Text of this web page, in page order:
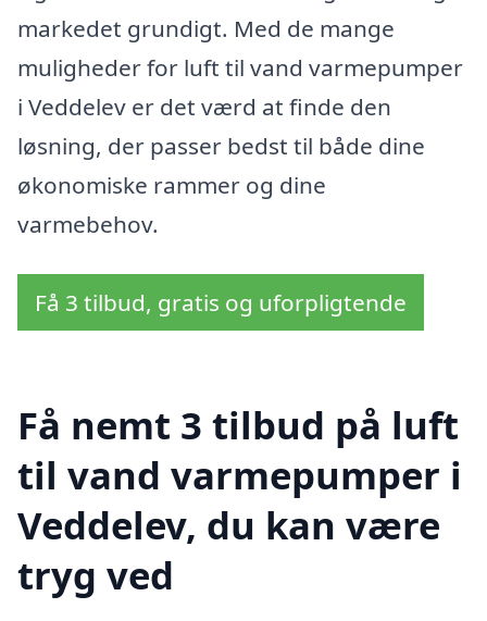
markedet grundigt. Med de mange
muligheder for luft til vand varmepumper
i Veddelev er det værd at finde den
løsning, der passer bedst til både dine
økonomiske rammer og dine
varmebehov.
Få 3 tilbud, gratis og uforpligtende
Få nemt 3 tilbud på luft
til vand varmepumper i
Veddelev, du kan være
tryg ved